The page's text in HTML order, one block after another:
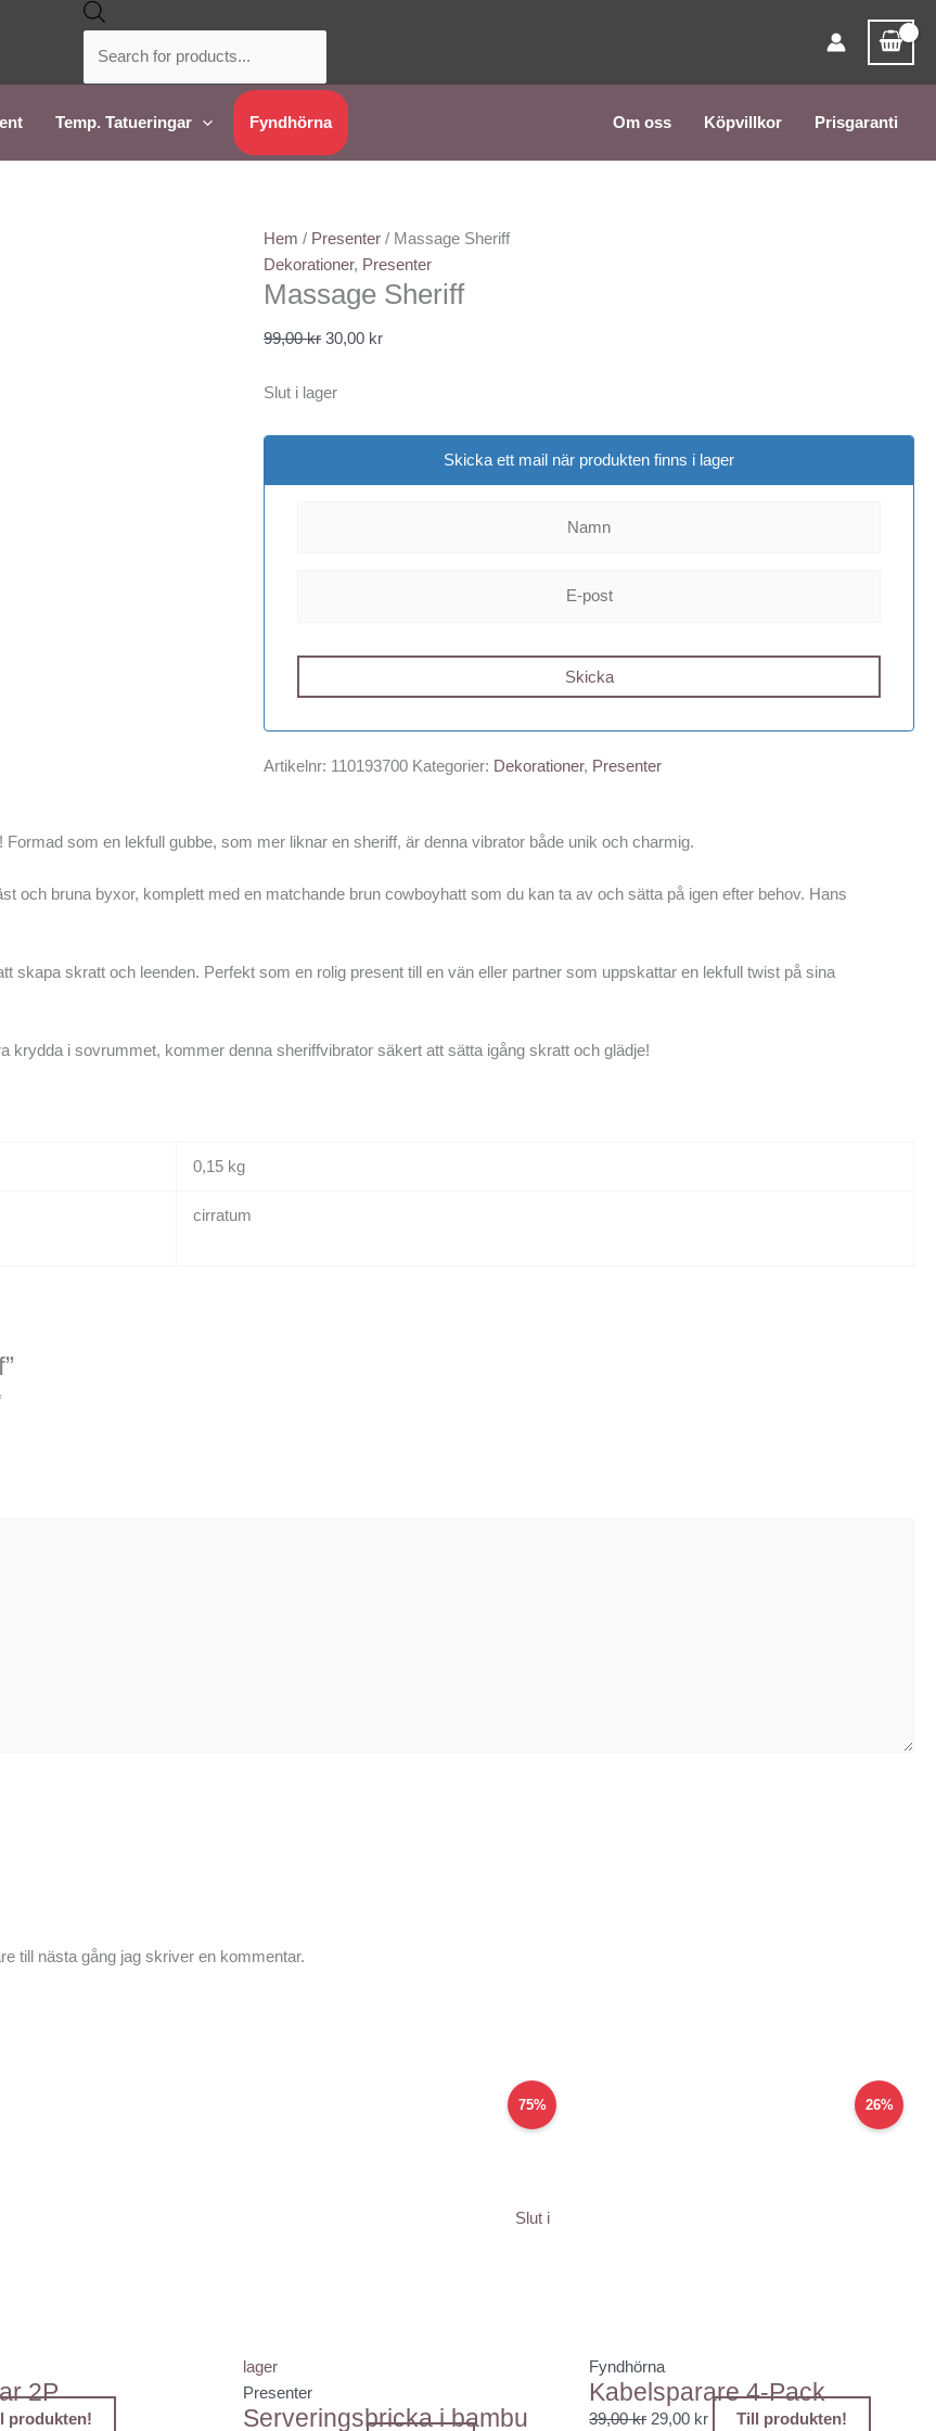
produkter
Temp. Tatueringar Fyndhörna Om oss Köpvillkor Prisgaranti
Hem / Presenter / Massage Sheriff
Dekorationer, Presenter
Massage Sheriff
99,00kr
ursprungliga
var:
99,00 kr.
30,00 kr
är:
Slut i lager
Skicka ett mail när produkten finns i lager
Artikelnr: 110193700 Kategorier: Dekorationer, Presenter
som en lekfull gubbe, som mer liknar en sheriff, är denna vibrator både unik och charmig.
och bruna byxor, komplett med en matchande brun cowboyhatt som du kan ta av och sätta på igen efter behov. Hans
skapa skratt och leenden. Perfekt som en rolig present till en vän eller partner som uppskattar en lekfull twist på sina
krydda i sovrummet, kommer denna sheriffvibrator säkert att sätta igång skratt och glädje!
0,15 kg
cirratum
till nästa gång jag skriver en kommentar.
2P
produkten!
75%
Slut i
lager
Presenter
Serveringsbricka i bambu
26%
Fyndhörna
Kabelsparare 4-Pack
39,00kr 29,00 kr Till produkten!